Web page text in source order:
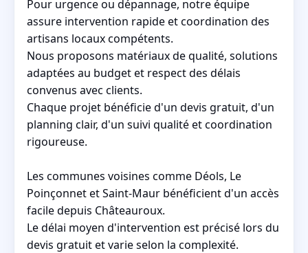
Pour urgence ou dépannage, notre équipe
assure intervention rapide et coordination des
artisans locaux compétents.
Nous proposons matériaux de qualité, solutions
adaptées au budget et respect des délais
convenus avec clients.
Chaque projet bénéficie d'un devis gratuit, d'un
planning clair, d'un suivi qualité et coordination
rigoureuse.
Les communes voisines comme Déols, Le
Poinçonnet et Saint-Maur bénéficient d'un accès
facile depuis Châteauroux.
Le délai moyen d'intervention est précisé lors du
devis gratuit et varie selon la complexité.